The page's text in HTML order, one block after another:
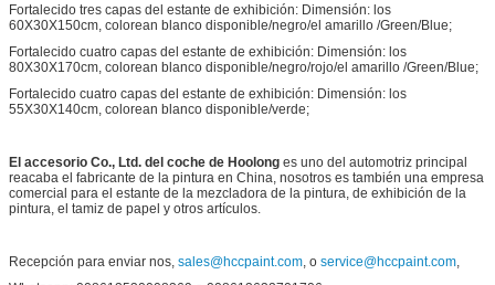
Fortalecido tres capas del estante de exhibición: Dimensión: los
60X30X150cm, colorean blanco disponible/negro/el amarillo /Green/Blue;
Fortalecido cuatro capas del estante de exhibición: Dimensión: los
80X30X170cm, colorean blanco disponible/negro/rojo/el amarillo /Green/Blue;
Fortalecido cuatro capas del estante de exhibición: Dimensión: los
55X30X140cm, colorean blanco disponible/verde;
El accesorio Co., Ltd. del coche de Hoolong es uno del automotriz principal
reacaba el fabricante de la pintura en China, nosotros es también una empresa
comercial para el estante de la mezcladora de la pintura, de exhibición de la
pintura, el tamiz de papel y otros artículos.
Recepción para enviar nos, sales@hccpaint.com, o service@hccpaint.com,